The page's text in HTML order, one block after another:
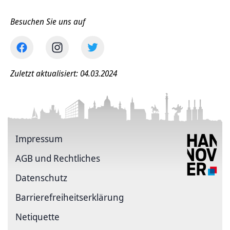
Besuchen Sie uns auf
Zuletzt aktualisiert: 04.03.2024
Impressum
AGB und Rechtliches
Datenschutz
Barriere­freiheits­erklärung
Netiquette